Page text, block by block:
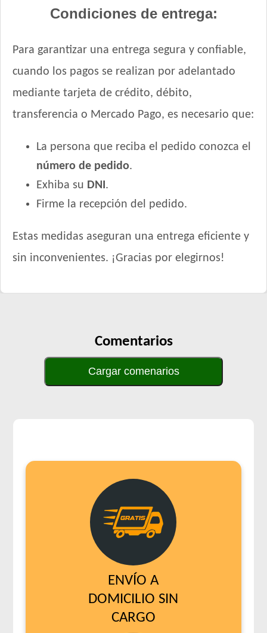
Condiciones de entrega:
Para garantizar una entrega segura y confiable,
cuando los pagos se realizan por adelantado
mediante tarjeta de crédito, débito,
transferencia o Mercado Pago, es necesario que:
La persona que reciba el pedido conozca el
número de pedido.
Exhiba su DNI .
Firme la recepción del pedido.
Estas medidas aseguran una entrega eficiente y
sin inconvenientes. ¡Gracias por elegirnos!
Comentarios
Cargar comenarios
ENVÍO A
DOMICILIO SIN
CARGO